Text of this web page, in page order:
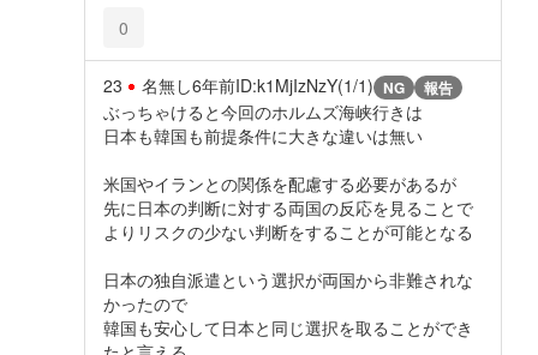
0
23 名無し6年前ID:k1MjIzNzY(1/1) NG 報告
ぶっちゃけると今回のホルムズ海峡行きは
日本も韓国も前提条件に大きな違いは無い
米国やイランとの関係を配慮する必要があるが
先に日本の判断に対する両国の反応を見ることで
よりリスクの少ない判断をすることが可能となる
日本の独自派遣という選択が両国から非難されな
かったので
韓国も安心して日本と同じ選択を取ることができ